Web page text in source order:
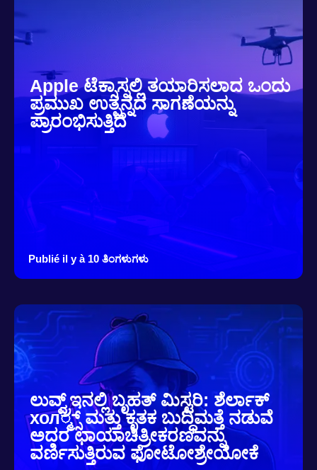
Apple ಟೆಕ್ಸಾಸ್ನಲ್ಲಿ ತಯಾರಿಸಲಾದ ಒಂದು
ಪ್ರಮುಖ ಉತ್ಪನ್ನದ ಸಾಗಣೆಯನ್ನು
ಪ್ರಾರಂಭಿಸುತ್ತಿದೆ
Publié il y à 10 ತಿಂಗಳುಗಳು
ಲುವ್ವ್ರ್ಇನಲ್ಲಿ ಬೃಹತ್ ಮಿಸ್ಟರಿ: ಶೆರ್ಲಾಕ್
хол್ಮ್ಸ್ ಮತ್ತು ಕೃತಕ ಬುದ್ಧಿಮತ್ತೆ ನಡುವೆ
ಅದರ ಛಾಯಾಚಿತ್ರೀಕರಣವನ್ನು
ವರ್ಣಿಸುತ್ತಿರುವ ಫೋಟೋಶ್ರೇಯೋಕೆ